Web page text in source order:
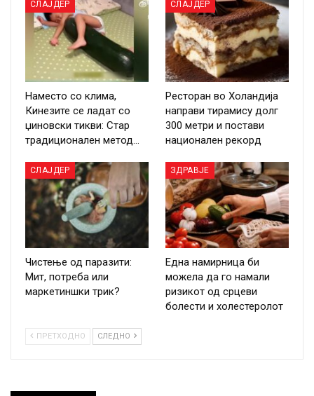
СЛАЈДЕР
Наместо со клима,
Кинезите се ладат со
џиновски тикви: Стар
традиционален метод…
СЛАЈДЕР
Ресторан во Холандија
направи тирамису долг
300 метри и постави
национален рекорд
СЛАЈДЕР
Чистење од паразити:
Мит, потреба или
маркетиншки трик?
ЗДРАВЈЕ
Една намирница би
можела да го намали
ризикот од срцеви
болести и холестеролот
ПРЕТХОДНО СЛЕДНО